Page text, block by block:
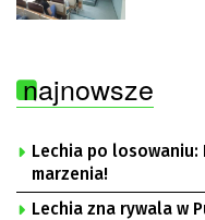
najnowsze
Lechia po losowaniu:
marzenia!
Lechia zna rywala w